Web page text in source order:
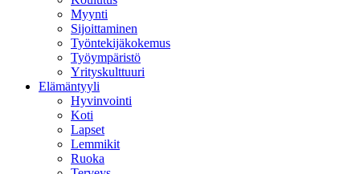
Myynti
Sijoittaminen
Työntekijäkokemus
Työympäristö
Yrityskulttuuri
Elämäntyyli
Hyvinvointi
Koti
Lapset
Lemmikit
Ruoka